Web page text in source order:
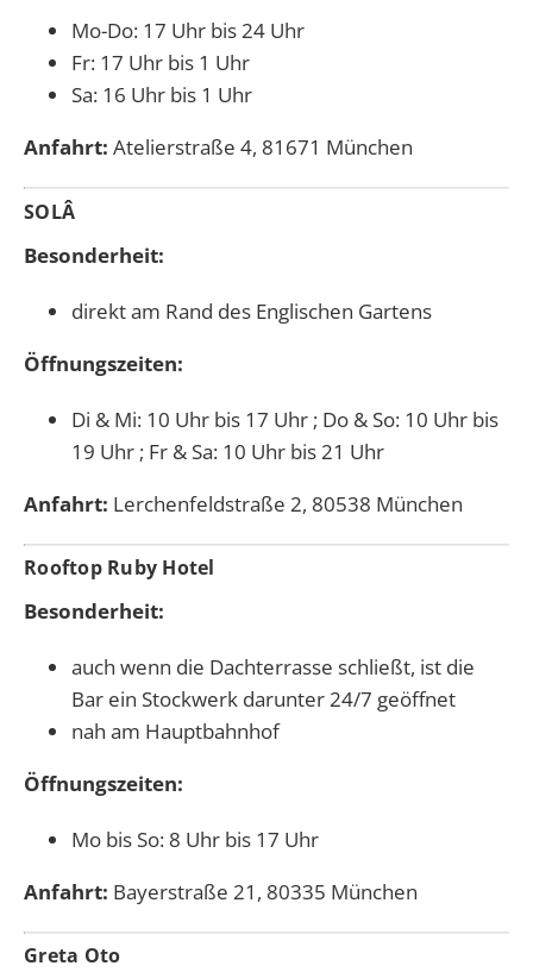
Mo-Do: 17 Uhr bis 24 Uhr
Fr: 17 Uhr bis 1 Uhr
Sa: 16 Uhr bis 1 Uhr
Anfahrt: Atelierstraße 4, 81671 München
SOLÂ
Besonderheit:
direkt am Rand des Englischen Gartens
Öffnungszeiten:
Di & Mi: 10 Uhr bis 17 Uhr ; Do & So: 10 Uhr bis
19 Uhr ; Fr & Sa: 10 Uhr bis 21 Uhr
Anfahrt: Lerchenfeldstraße 2, 80538 München
Rooftop Ruby Hotel
Besonderheit:
auch wenn die Dachterrasse schließt, ist die
Bar ein Stockwerk darunter 24/7 geöffnet
nah am Hauptbahnhof
Öffnungszeiten:
Mo bis So: 8 Uhr bis 17 Uhr
Anfahrt: Bayerstraße 21, 80335 München
Greta Oto